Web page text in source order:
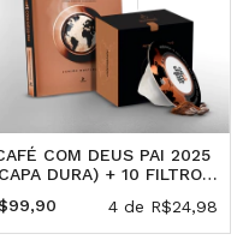
COM DEUS PAI 2025
DURA) + 10 FILTROS
4 de R$24,98